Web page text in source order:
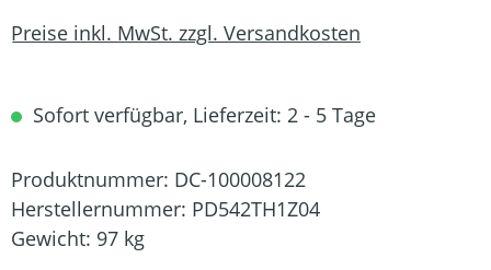
Preise inkl. MwSt. zzgl. Versandkosten
Sofort verfügbar, Lieferzeit: 2 - 5 Tage
Produktnummer: DC-100008122
Herstellernummer: PD542TH1Z04
Gewicht: 97 kg